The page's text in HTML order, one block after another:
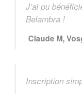
J’ai pu
Belambra !
Claude M,
Inscription